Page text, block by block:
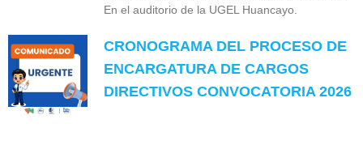
En el auditorio de la UGEL Huancayo.
CRONOGRAMA DEL PROCESO DE
ENCARGATURA DE CARGOS
DIRECTIVOS CONVOCATORIA 2026